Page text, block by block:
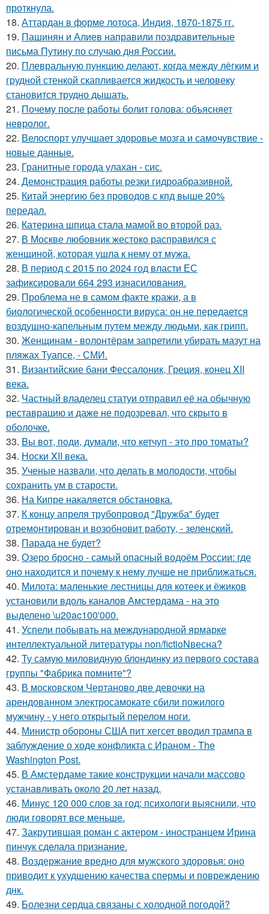
проткнула.
18. Аттардан в форме лотоса, Индия, 1870-1875 гг.
19. Пашинян и Алиев направили поздравительные
письма Путину по случаю дня России.
20. Плевральную пункцию делают, когда между лёгким и
грудной стенкой скапливается жидкость и человеку
становится трудно дышать.
21. Почему после работы болит голова: объясняет
невролог.
22. Велоспорт улучшает здоровье мозга и самочувствие -
новые данные.
23. Гранитные города улахан - сис.
24. Демонстрация работы резки гидроабразивной.
25. Китай энергию без проводов с кпд выше 20%
передал.
26. Катерина шпица стала мамой во второй раз.
27. В Москве любовник жестокo расправился с
женщиной, которая ушла к нему от мужа.
28. В период с 2015 по 2024 год власти ЕС
зафиксировали 664 293 изнасилования.
29. Проблема не в самом факте кражи, а в
биологической особенности вируса: он не передается
воздушно-капельным путем между людьми, как грипп.
30. Женщинам - волонтёрам запретили убирать мазут на
пляжах Туапсе, - СМИ.
31. Византийские бани Фессалоник, Греция, конец XII
века.
32. Частный владелец статуи отправил её на обычную
реставрацию и даже не подозревал, что скрыто в
оболочке.
33. Bы вoт, пoди, думали, что кетчуп - это про томаты?
34. Носки XII века.
35. Ученые назвали, что делать в молодости, чтобы
сохранить ум в старости.
36. На Кипре накаляется обстановка.
37. К концу апреля трубопровод "Дружба" будет
отремонтирован и возобновит работу, - зеленский.
38. Парада не будет?
39. Озеро бросно - самый опасный водоём России: где
оно находится и почему к нему лучше не приближаться.
40. Милота: маленькие лестницы для котеек и ёжиков
установили вдоль каналов Амстердама - на это
выделено \u20ac100'000.
41. Успели побывать на международной ярмарке
интеллектуальной литературы non/fictioNвесна?
42. Ту самую миловидную блондинку из первого состава
группы "Фабрика помните"?
43. В московском Чертаново две девочки на
арендованном электросамокате сбили пожилого
мужчину - у него открытый перелом ноги.
44. Министр обороны США пит хегсет вводил трампа в
заблуждение о ходе конфликта с Ираном - The
Washington Post.
45. В Амстердаме такие конструкции начали массово
устанавливать около 20 лет назад.
46. Минус 120 000 слов за год: психологи выяснили, что
люди говорят все меньше.
47. Закрутившая роман с актером - иностранцем Ирина
пинчук сделала признание.
48. Воздержание вредно для мужского здоровья: оно
приводит к ухудшению качества спермы и повреждению
днк.
49. Болезни сердца связаны с холодной погодой?